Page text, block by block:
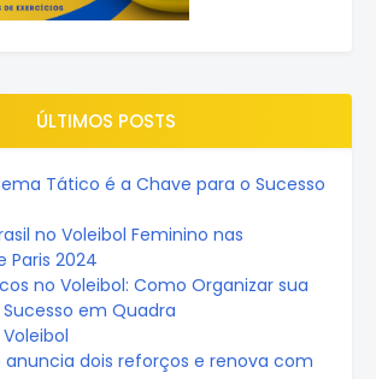
ÚLTIMOS POSTS
Tático é a Chave para o Sucesso
no Voleibol Feminino nas
Paris 2024
no Voleibol: Como Organizar sua
em Quadra
anuncia dois reforços e renova com